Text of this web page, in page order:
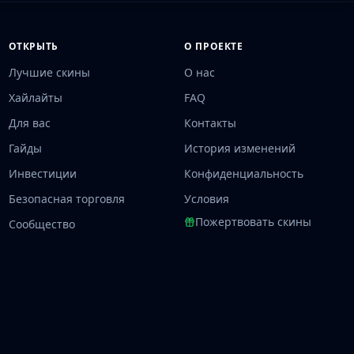
ОТКРЫТЬ
Лучшие скины
Хайлайты
Для вас
Гайды
Инвестиции
Безопасная торговля
Сообщество
О ПРОЕКТЕ
О нас
FAQ
Контакты
История изменений
Конфиденциальность
Условия
Пожертвовать скины